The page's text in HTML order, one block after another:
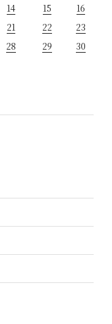
14 15
16
21 22
23
28 29 30